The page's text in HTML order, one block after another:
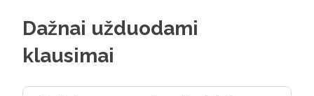
Dažnai užduodami
klausimai